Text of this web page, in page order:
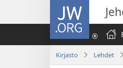
JW.ORG
Kirjasto Lehdet